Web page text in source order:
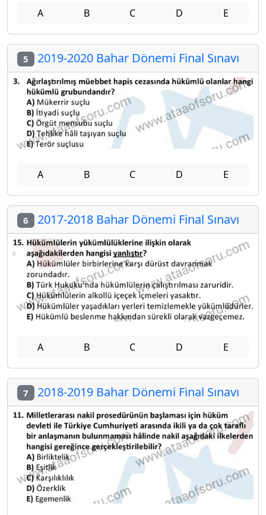
A B C D E
5 2019-2020 Bahar Dönemi Final Sınavı
A B C D E
6 2017-2018 Bahar Dönemi Final Sınavı
A B C D E
7 2018-2019 Bahar Dönemi Final Sınavı